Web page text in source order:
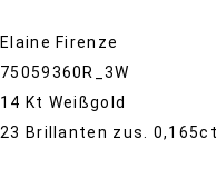
Elaine Firenze
75059360R_3W
14 Kt Weißgold
23 Brillanten zus. 0,165ct.